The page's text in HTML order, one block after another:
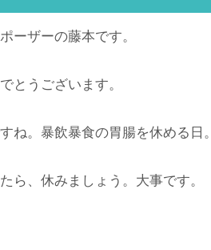
ーザーの藤本です。
とうございます。
ね。暴飲暴食の胃腸を休める日。
ら、休みましょう。大事です。